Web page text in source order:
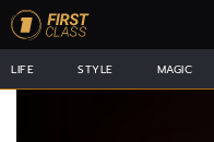
LIFE STYLE MAGIC